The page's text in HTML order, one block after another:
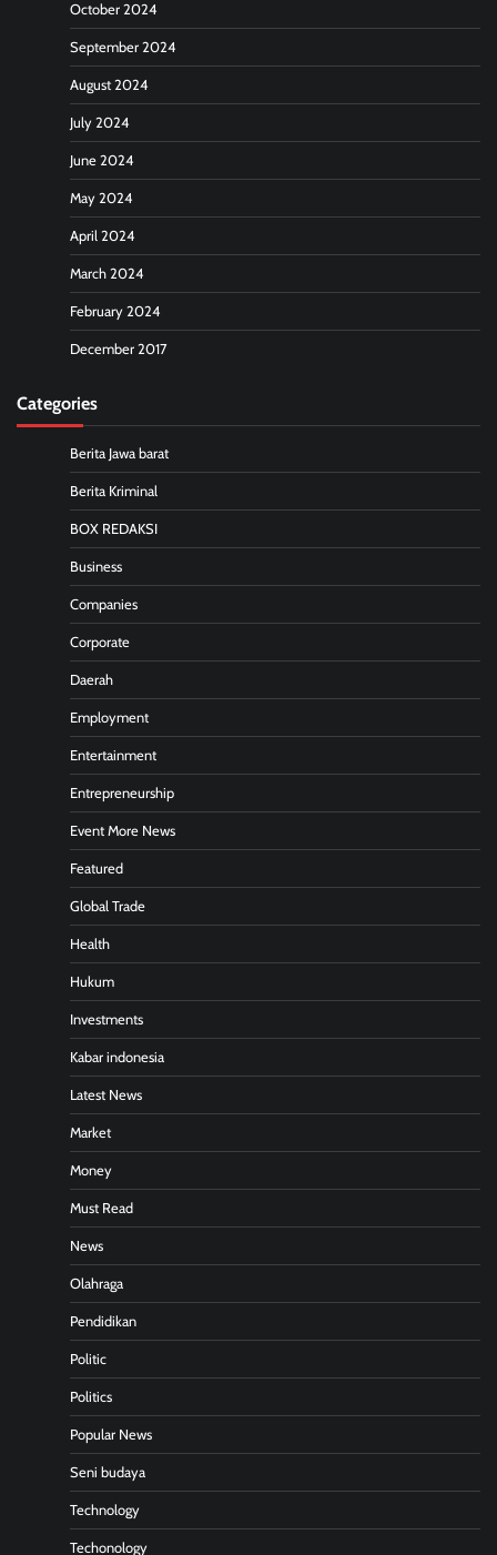
October 2024
September 2024
August 2024
July 2024
June 2024
May 2024
April 2024
March 2024
February 2024
December 2017
Categories
Berita Jawa barat
Berita Kriminal
BOX REDAKSI
Business
Companies
Corporate
Daerah
Employment
Entertainment
Entrepreneurship
Event More News
Featured
Global Trade
Health
Hukum
Investments
Kabar indonesia
Latest News
Market
Money
Must Read
News
Olahraga
Pendidikan
Politic
Politics
Popular News
Seni budaya
Technology
Techonology